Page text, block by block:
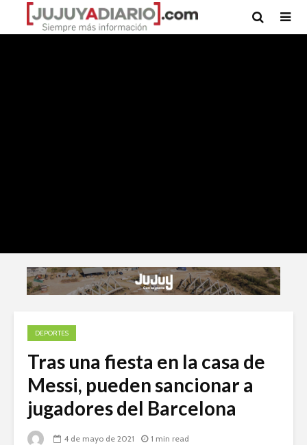
DEPORTES
Tras una fiesta en la casa de
Messi, pueden sancionar a
jugadores del Barcelona
4 de mayo de 2021 1 min read